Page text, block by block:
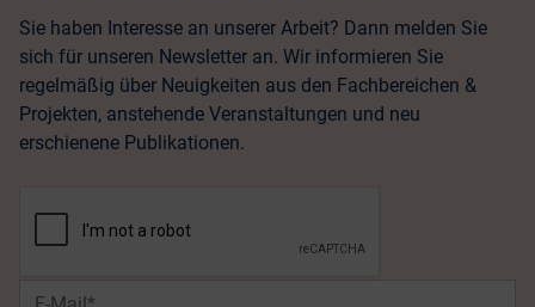
Sie haben Interesse an unserer Arbeit? Dann melden Sie
sich für unseren Newsletter an. Wir informieren Sie
regelmäßig über Neuigkeiten aus den Fachbereichen &
Projekten, anstehende Veranstaltungen und neu
erschienene Publikationen.
E-